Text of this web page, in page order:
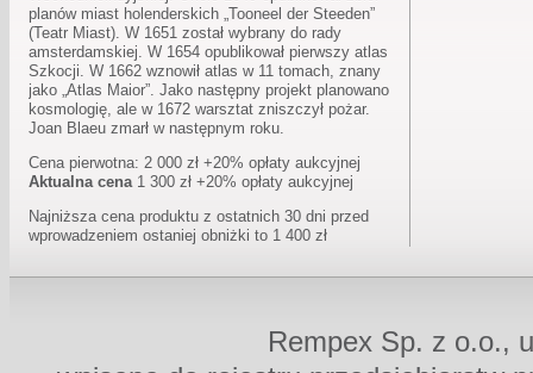
planów miast holenderskich „Tooneel der Steeden”
(Teatr Miast). W 1651 został wybrany do rady
amsterdamskiej. W 1654 opublikował pierwszy atlas
Szkocji. W 1662 wznowił atlas w 11 tomach, znany
jako „Atlas Maior”. Jako następny projekt planowano
kosmologię, ale w 1672 warsztat zniszczył pożar.
Joan Blaeu zmarł w następnym roku.
Cena pierwotna: 2 000 zł +20% opłaty aukcyjnej
Aktualna cena1 300 zł +20% opłaty aukcyjnej
Najniższa cena produktu z ostatnich 30 dni przed
wprowadzeniem ostaniej obniżki to 1 400 zł
Rempex Sp. z o.o.,